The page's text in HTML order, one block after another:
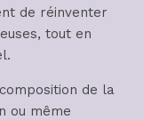
de réinventer
tout en
de la
ou même